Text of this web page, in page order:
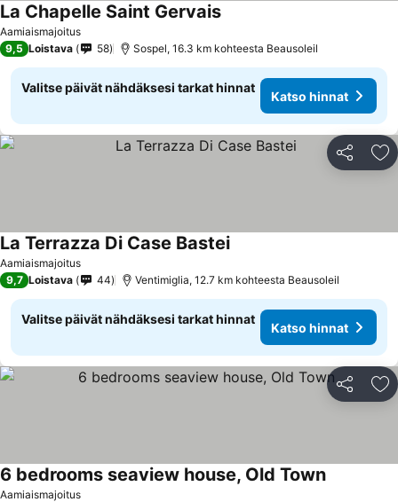
Aamiaismajoitus
La Chapelle Saint Gervais
9,5 Loistava 58 Sospel, 16.3 km kohteesta Beausoleil
Valitse päivät nähdäksesi tarkat hinnat
Katso hinnat
Jaa
Aamiaismajoitus
La Terrazza Di Case Bastei
9,7 Loistava 44 Ventimiglia, 12.7 km kohteesta Beausoleil
Valitse päivät nähdäksesi tarkat hinnat
Katso hinnat
Jaa
Aamiaismajoitus
6 bedrooms seaview house, Old Town